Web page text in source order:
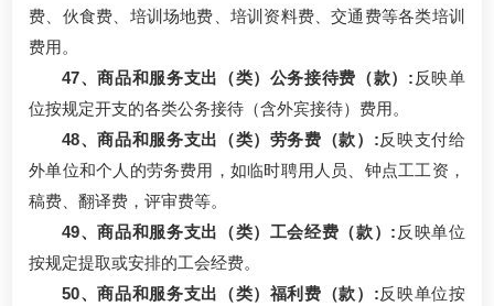
费、伙食费、培训场地费、培训资料费、交通费等各类培训
费用。
47、商品和服务支出（类）公务接待费（款）: 反映单
位按规定开支的各类公务接待（含外宾接待）费用。
48、商品和服务支出（类）劳务费（款）:反映支付给
外单位和个人的劳务费用，如临时聘用人员、钟点工工资，
稿费、翻译费，评审费等。
49、商品和服务支出（类）工会经费（款）: 反映单位
按规定提取或安排的工会经费。
50、商品和服务支出（类）福利费（款）:反映单位按